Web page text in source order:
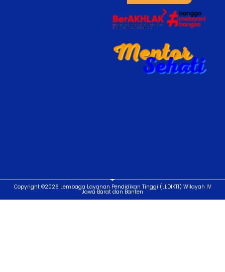
Copyright ©2026 Lembaga Layanan Pendidikan Tinggi (LLDIKTI) Wilayah IV
Jawa Barat dan Banten